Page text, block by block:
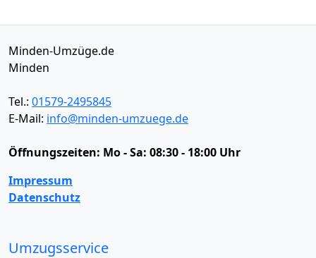
Minden-Umzüge.de
Minden
Tel.: 01579-2495845
E-Mail: info@minden-umzuege.de
Öffnungszeiten: Mo - Sa: 08:30 - 18:00 Uhr
Impressum
Datenschutz
Umzugsservice